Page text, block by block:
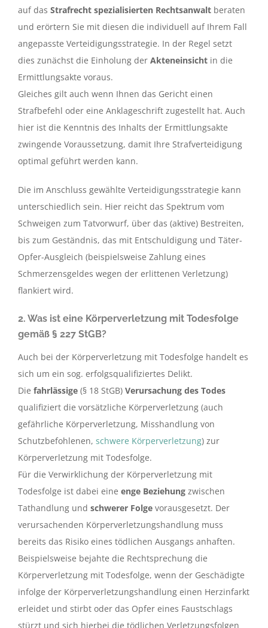
auf das Strafrecht spezialisierten Rechtsanwalt beraten
und erörtern Sie mit diesen die individuell auf Ihrem Fall
angepasste Verteidigungsstrategie. In der Regel setzt
dies zunächst die Einholung der Akteneinsicht in die
Ermittlungsakte voraus.
Gleiches gilt auch wenn Ihnen das Gericht einen
Strafbefehl oder eine Anklageschrift zugestellt hat. Auch
hier ist die Kenntnis des Inhalts der Ermittlungsakte
zwingende Voraussetzung, damit Ihre Strafverteidigung
optimal geführt werden kann.
Die im Anschluss gewählte Verteidigungsstrategie kann
unterschiedlich sein. Hier reicht das Spektrum vom
Schweigen zum Tatvorwurf, über das (aktive) Bestreiten,
bis zum Geständnis, das mit Entschuldigung und Täter-
Opfer-Ausgleich (beispielsweise Zahlung eines
Schmerzensgeldes wegen der erlittenen Verletzung)
flankiert wird.
2. Was ist eine Körperverletzung mit Todesfolge
gemäß § 227 StGB?
Auch bei der Körperverletzung mit Todesfolge handelt es
sich um ein sog. erfolgsqualifiziertes Delikt.
Die fahrlässige (§ 18 StGB) Verursachung des Todes
qualifiziert die vorsätzliche Körperverletzung (auch
gefährliche Körperverletzung, Misshandlung von
Schutzbefohlenen, schwere Körperverletzung) zur
Körperverletzung mit Todesfolge.
Für die Verwirklichung der Körperverletzung mit
Todesfolge ist dabei eine enge Beziehung zwischen
Tathandlung und schwerer Folge vorausgesetzt. Der
verursachenden Körperverletzungshandlung muss
bereits das Risiko eines tödlichen Ausgangs anhaften.
Beispielsweise bejahte die Rechtsprechung die
Körperverletzung mit Todesfolge, wenn der Geschädigte
infolge der Körperverletzungshandlung einen Herzinfarkt
erleidet und stirbt oder das Opfer eines Faustschlags
stürzt und sich hierbei die tödlichen Verletzungsfolgen